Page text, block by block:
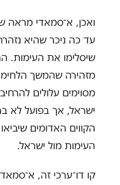
ואכן, א־סמאדי מראה
עד כה ניכר שהיא
שיסלימו את העימות.
מזהירה שהמשך
מסוימים עלולים
ישראל, אך בפועל לא
הקווים האדומים
העימות מול ישראל.
קו דו־ערכי זה,